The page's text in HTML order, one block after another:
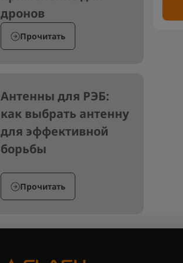
дронов
Прочитать
Антенны для РЭБ:
как выбрать антенну
для эффективной
борьбы
Прочитать